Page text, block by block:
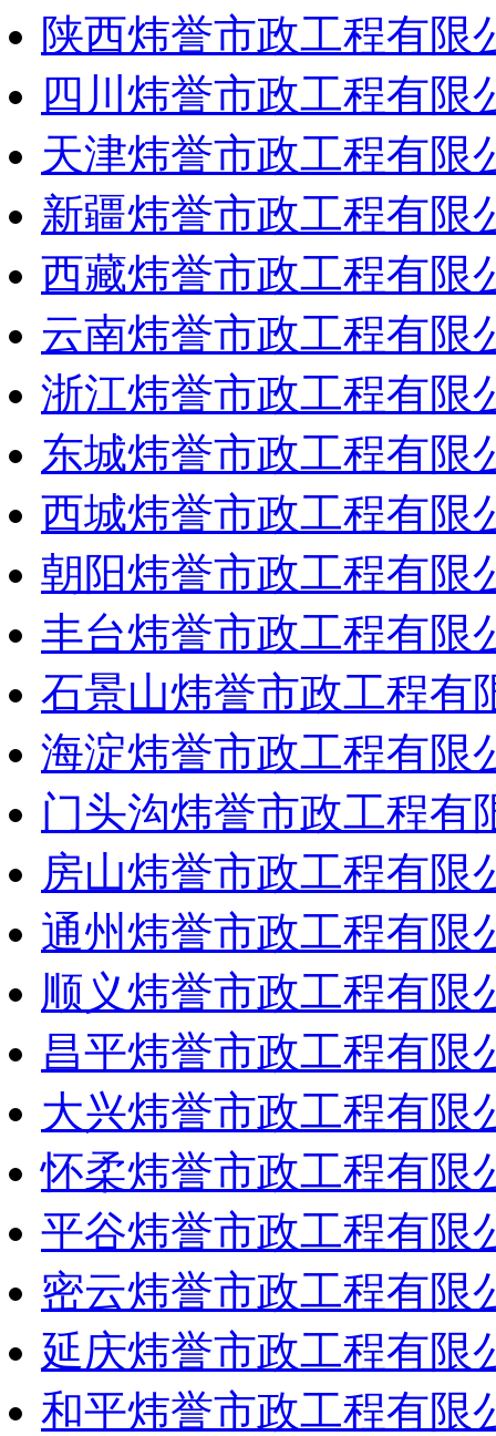
陕西炜誉市政工程有限
四川炜誉市政工程有限
天津炜誉市政工程有限
新疆炜誉市政工程有限
西藏炜誉市政工程有限
云南炜誉市政工程有限
浙江炜誉市政工程有限
东城炜誉市政工程有限
西城炜誉市政工程有限
朝阳炜誉市政工程有限
丰台炜誉市政工程有限
石景山炜誉市政工程有
海淀炜誉市政工程有限
门头沟炜誉市政工程有
房山炜誉市政工程有限
通州炜誉市政工程有限
顺义炜誉市政工程有限
昌平炜誉市政工程有限
大兴炜誉市政工程有限
怀柔炜誉市政工程有限
平谷炜誉市政工程有限
密云炜誉市政工程有限
延庆炜誉市政工程有限
和平炜誉市政工程有限